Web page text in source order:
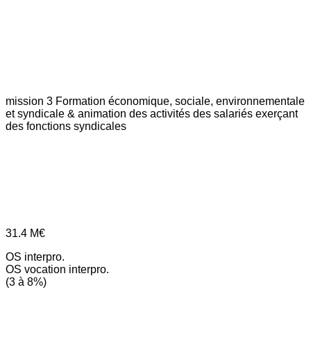
mission 3 Formation économique, sociale, environnementale
et syndicale & animation des activités des salariés exerçant
des fonctions syndicales
31.4 M€
OS interpro.
OS vocation interpro.
(3 à 8%)